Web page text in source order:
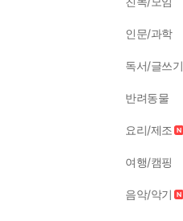
인문/과학
독서/글쓰기
반려동물
요리/제조
여행/캠핑
음악/악기